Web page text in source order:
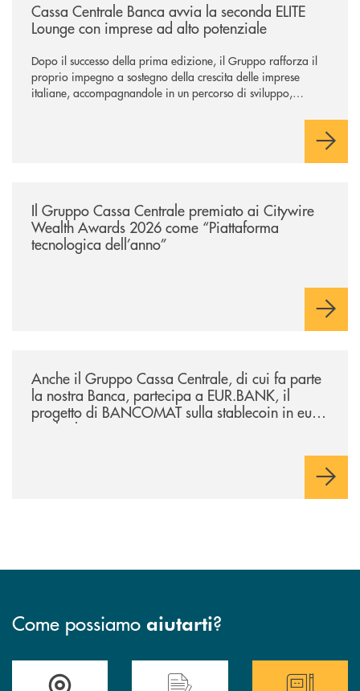
Cassa Centrale Banca avvia la seconda ELITE
Lounge con imprese ad alto potenziale
Dopo il successo della prima edizione, il Gruppo rafforza il
proprio impegno a sostegno della crescita delle imprese
italiane, accompagnandole in un percorso di sviluppo,
Il Gruppo Cassa Centrale premiato ai Citywire
Wealth Awards 2026 come “Piattaforma
tecnologica dell’anno”
Anche il Gruppo Cassa Centrale, di cui fa parte
la nostra Banca, partecipa a EUR.BANK, il
progetto di BANCOMAT sulla stablecoin in euro
e sul relativo ecosistema
Come possiamo aiutarti?
Trova la filiale più vicina a teHai bisogno di assistenza immediata ?
Hai bisogno di